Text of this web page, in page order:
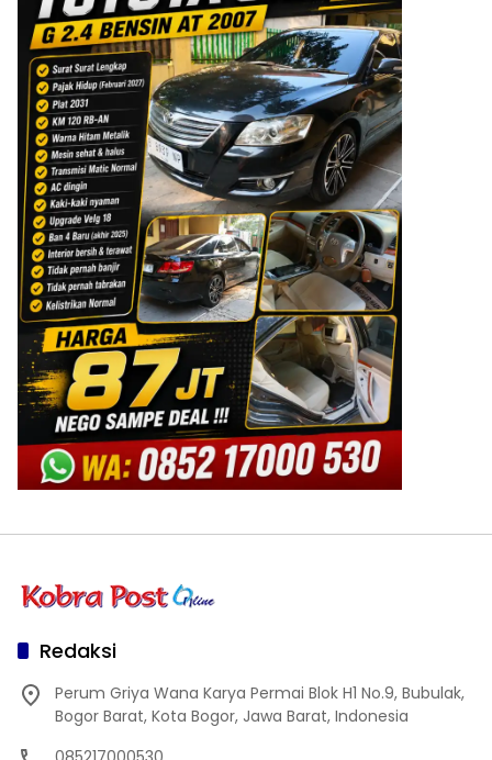
Redaksi
Perum Griya Wana Karya Permai Blok H1 No.9, Bubulak,
Bogor Barat, Kota Bogor, Jawa Barat, Indonesia